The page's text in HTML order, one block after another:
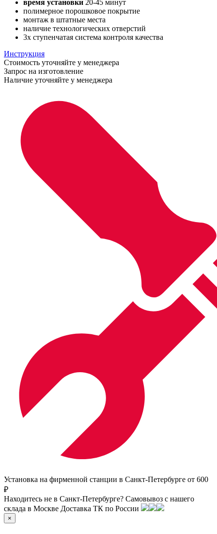
время установки 20-45 минут
полимерное порошковое покрытие
монтаж в штатные места
наличие технологических отверстий
3х ступенчатая система контроля качества
Инструкция
Стоимость уточняйте у менеджера
Запрос на изготовление
Наличие уточняйте у менеджера
Установка на фирменной станции в Санкт-Петербурге от 600
₽
Находитесь не в Санкт-Петербурге? Самовывоз с нашего
склада в Москве Доставка ТК по России
×